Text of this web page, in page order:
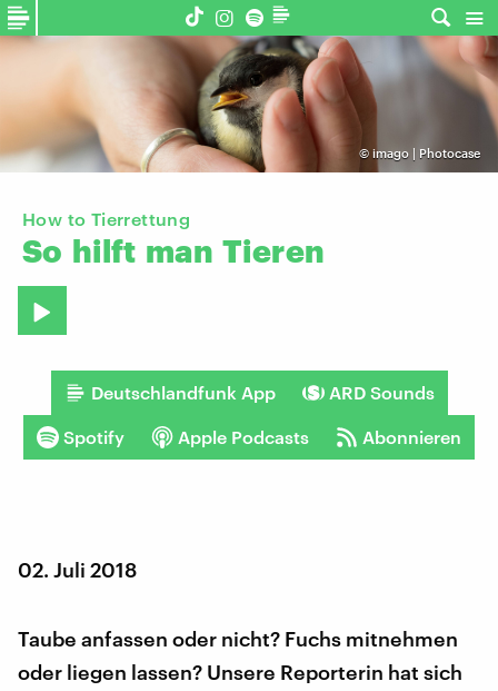
© imago | Photocase
How to Tierrettung
So hilft man Tieren
Deutschlandfunk App ARD Sounds
Spotify Apple Podcasts Abonnieren
02. Juli 2018
Taube anfassen oder nicht? Fuchs mitnehmen
oder liegen lassen? Unsere Reporterin hat sich